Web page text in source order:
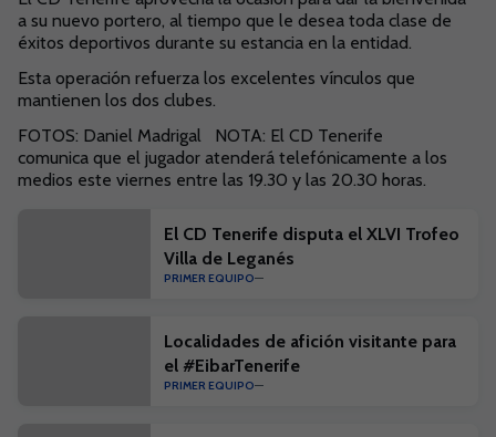
a su nuevo portero, al tiempo que le desea toda clase de
éxitos deportivos durante su estancia en la entidad.
Esta operación refuerza los excelentes vínculos que
mantienen los dos clubes.
FOTOS: Daniel Madrigal NOTA: El CD Tenerife
comunica que el jugador atenderá telefónicamente a los
medios este viernes entre las 19.30 y las 20.30 horas.
El CD Tenerife disputa el XLVI Trofeo
Villa de Leganés
PRIMER EQUIPO
Localidades de afición visitante para
el #EibarTenerife
PRIMER EQUIPO